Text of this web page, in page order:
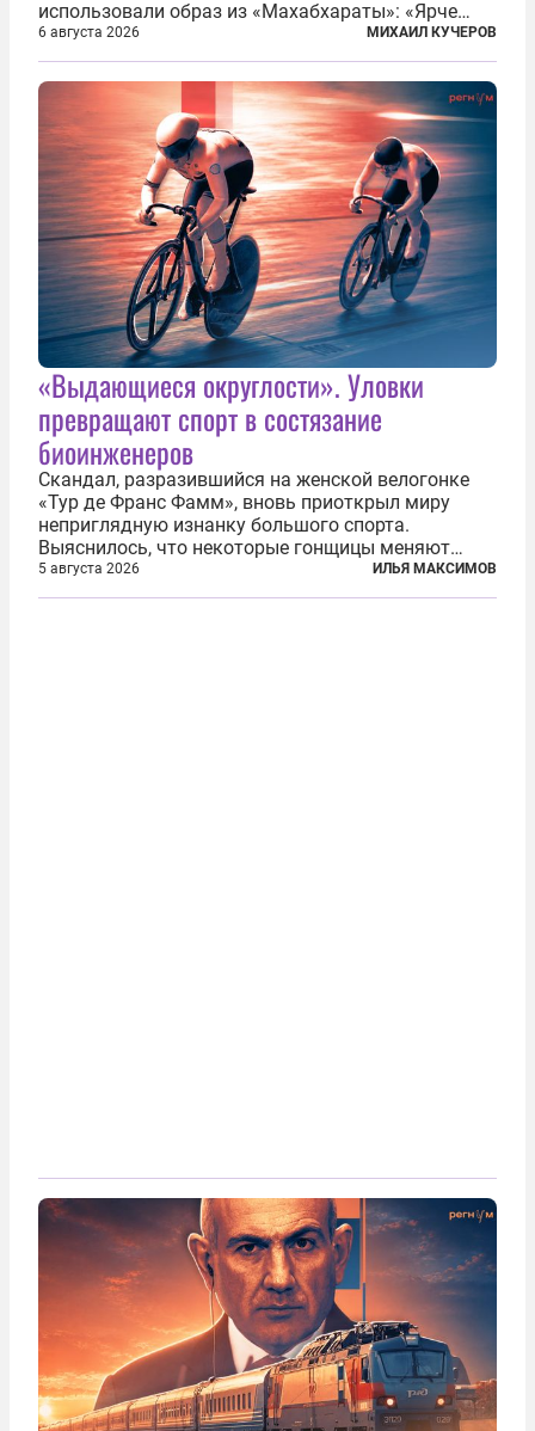
использовали образ из «Махабхараты»: «Ярче
тысячи солнц пылало это пламя». Не все жители
японских городов Хиросимы и Нагасаки, на
которых США в августе 1945 года поставили...
6 августа 2026 МИХАИЛ КУЧЕРОВ
«Выдающиеся округлости». Уловки
превращают спорт в состязание
биоинженеров
Скандал, разразившийся на женской велогонке
«Тур де Франс Фамм», вновь приоткрыл миру
неприглядную изнанку большого спорта.
Выяснилось, что некоторые гонщицы меняют
размер груди ради улучшения аэродинамики. За
фасадом труда, мастерства, упорства и
5 августа 2026 ИЛЬЯ МАКСИМОВ